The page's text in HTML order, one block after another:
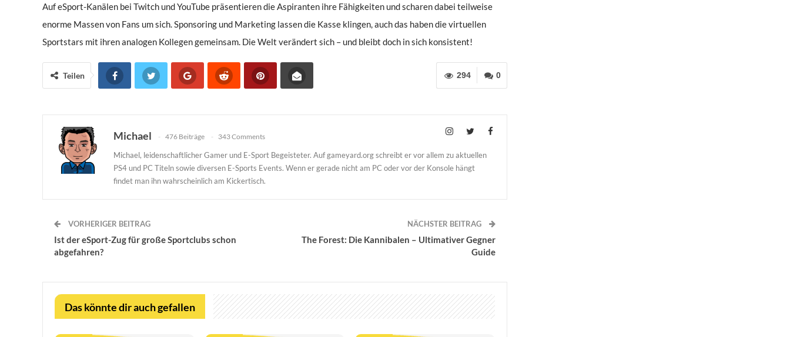
Auf eSport-Kanälen bei Twitch und YouTube präsentieren die Aspiranten ihre Fähigkeiten und scharen dabei teilweise
enorme Massen von Fans um sich. Sponsoring und Marketing lassen die Kasse klingen, auch das haben die virtuellen
Sportstars mit ihren analogen Kollegen gemeinsam. Die Welt verändert sich – und bleibt doch in sich konsistent!
0
294
Teilen
Michael 476 Beiträge 343 Comments
Michael, leidenschaftlicher Gamer und E-Sport Begeisteter. Auf gameyard.org schreibt er vor allem zu aktuellen
PS4 und PC Titeln sowie diversen E-Sports Events. Wenn er gerade nicht am PC oder vor der Konsole hängt
findet man ihn wahrscheinlich am Kickertisch.
VORHERIGER BEITRAG
Ist der eSport-Zug für große Sportclubs schon
abgefahren?
NÄCHSTER BEITRAG
The Forest: Die Kannibalen – Ultimativer Gegner
Guide
Das könnte dir auch gefallen